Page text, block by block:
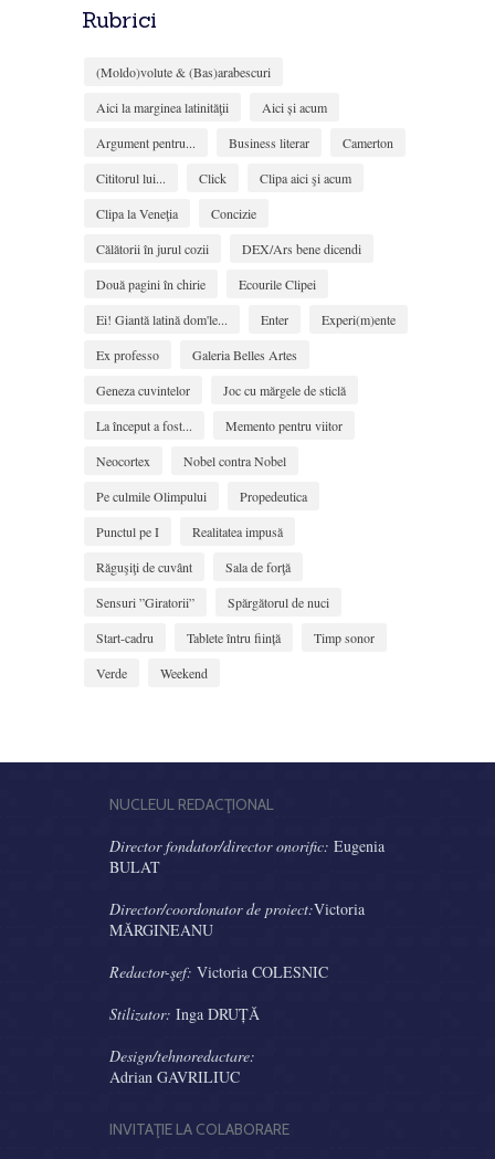
Rubrici
(Moldo)volute & (Bas)arabescuri
Aici la marginea latinităţii
Aici și acum
Argument pentru...
Business literar
Camerton
Cititorul lui...
Click
Clipa aici şi acum
Clipa la Veneţia
Concizie
Călătorii în jurul cozii
DEX/Ars bene dicendi
Două pagini în chirie
Ecourile Clipei
Ei! Giantă latină dom'le...
Enter
Experi(m)ente
Ex professo
Galeria Belles Artes
Geneza cuvintelor
Joc cu mărgele de sticlă
La început a fost...
Memento pentru viitor
Neocortex
Nobel contra Nobel
Pe culmile Olimpului
Propedeutica
Punctul pe I
Realitatea impusă
Răguşiţi de cuvânt
Sala de forţă
Sensuri ”Giratorii”
Spărgătorul de nuci
Start-cadru
Tablete întru ființă
Timp sonor
Verde
Weekend
NUCLEUL REDACŢIONAL
Director fondator/director onorific: Eugenia
BULAT
Director/coordonator de proiect:Victoria
MĂRGINEANU
Redactor-şef: Victoria COLESNIC
Stilizator: Inga DRUȚĂ
Design/tehnoredactare:
Adrian GAVRILIUC
INVITAŢIE LA COLABORARE